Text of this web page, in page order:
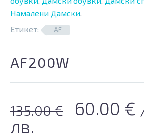
Намалени Дамски.
Етикет:
AF
AF200W
135.00€
Original
60.00 €
лв.